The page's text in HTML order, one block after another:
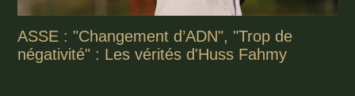
ASSE : "Changement d’ADN", "Trop de
négativité" : Les vérités d'Huss Fahmy